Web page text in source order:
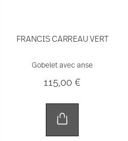
FRANCIS CARREAU VERT
Gobelet avec anse
115,00 €